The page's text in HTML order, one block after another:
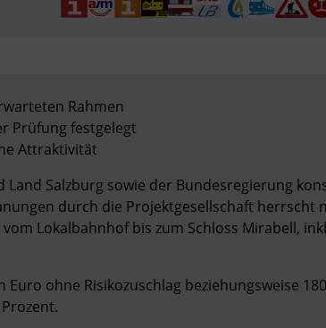
Rahmen
Prüfung festgelegt
Attraktivität
Land Salzburg sowie der Bundesregierung
durch die Projektgesellschaft herrscht
Lokalbahnhof bis zum Schloss Mirabell,
ohne Risikozuschlag beziehungsweise